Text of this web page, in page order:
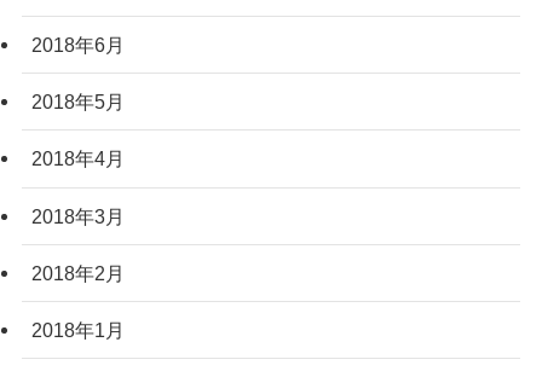
2018年6月
2018年5月
2018年4月
2018年3月
2018年2月
2018年1月